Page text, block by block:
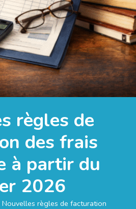
règles de
des frais
à partir du
2026
Nouvelles règles de facturation